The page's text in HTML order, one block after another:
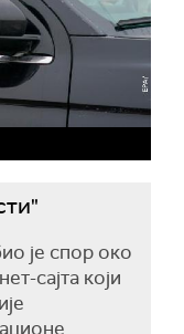
је спор око
сајта који